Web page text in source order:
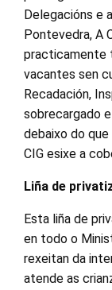
Delegacións e
Pontevedra, A
practicamente
vacantes sen
Recadación,
sobrecargado
debaixo do
CIG esixe a
Liña de
Esta liña de
en todo o
rexeitan da
atende as